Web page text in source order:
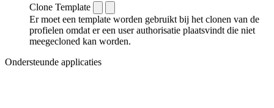
Clone Template
Er moet een template worden gebruikt bij het clonen van de
profielen omdat er een user authorisatie plaatsvindt die niet
meegecloned kan worden.
Ondersteunde applicaties